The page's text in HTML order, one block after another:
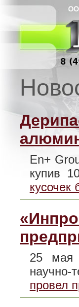
En+
купив
25 мая
провел